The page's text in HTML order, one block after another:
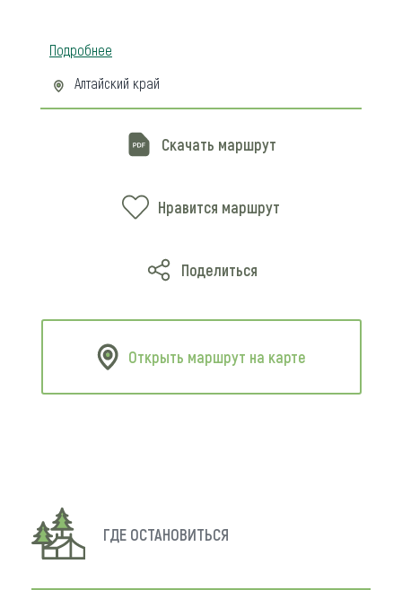
Подробнее
Алтайский край
Скачать маршрут
Нравится маршрут
Поделиться
Открыть маршрут на карте
ГДЕ ОСТАНОВИТЬСЯ